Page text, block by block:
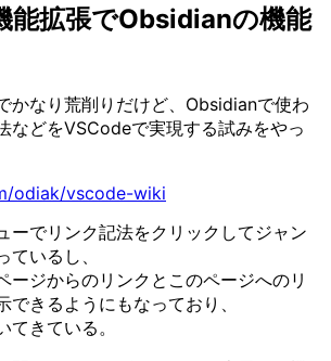
能拡張でObsidianの機能
かなり荒削りだけど、Obsidianで使わ
などをVSCodeで実現する試みをやっ
odiak/vscode-wiki
ーでリンク記法をクリックしてジャン
ているし、
ージからのリンクとこのページへのリ
できるようにもなっており、
きている。